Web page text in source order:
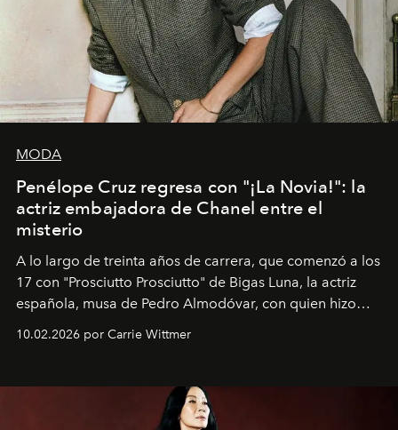
MODA
Penélope Cruz regresa con "¡La Novia!": la
actriz embajadora de Chanel entre el
misterio
A lo largo de treinta años de carrera, que comenzó a los
17 con "Prosciutto Prosciutto" de Bigas Luna, la actriz
española, musa de Pedro Almodóvar, con quien hizo
Barcelona", ha dividido su tiempo entre Europa y
dirigida por Maggie Gyllenhaal.
10.02.2026 por Carrie Wittmer